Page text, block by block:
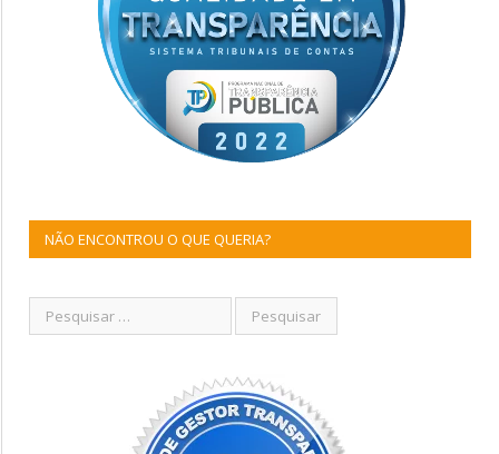
NÃO ENCONTROU O QUE QUERIA?